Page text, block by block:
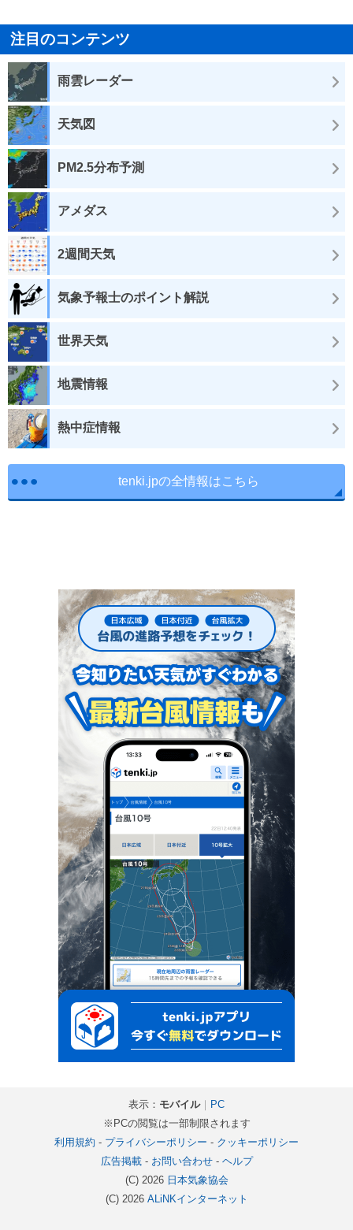
注目のコンテンツ
雨雲レーダー
天気図
PM2.5分布予測
アメダス
2週間天気
気象予報士のポイント解説
世界天気
地震情報
熱中症情報
tenki.jpの全情報はこちら
表示： モバイル｜ PC
※PCの閲覧は一部制限されます
利用規約 - プライバシーポリシー - クッキーポリシー
広告掲載- お問い合わせ- ヘルプ
(C) 2026 日本気象協会
(C) 2026 ALiNKインターネット